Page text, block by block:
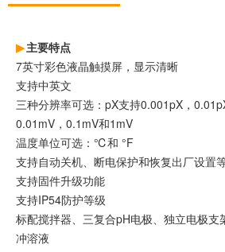
主要特点
7英寸彩色液晶触摸屏，显示清晰
支持中英文
三种分辨率可选：pX支持0.001pX，
0.01mV，0.1mV和1mV
温度单位可选：℃和 °F
支持自动关机、断电保护和恢复出厂设置
支持固件升级功能
支持IP54防护等级
标配搅拌器、三复合pH电极、独立电极支
冲溶液